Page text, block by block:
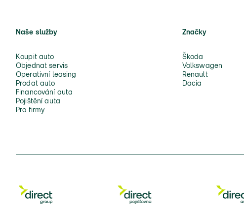
Naše služby
Koupit auto
Objednat servis
Operativní leasing
Prodat auto
Financování auta
Pojištění auta
Pro firmy
Značky
Škoda
Volkswagen
Renault
Dacia